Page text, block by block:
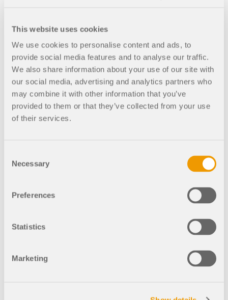
This website uses cookies
We use cookies to personalise content and ads, to
provide social media features and to analyse our traffic.
We also share information about your use of our site with
our social media, advertising and analytics partners who
may combine it with other information that you’ve
provided to them or that they’ve collected from your use
of their services.
Selection
Necessary
Preferences
Statistics
Marketing
不锈钢艺术品，华盛顿，美国
158x
104x